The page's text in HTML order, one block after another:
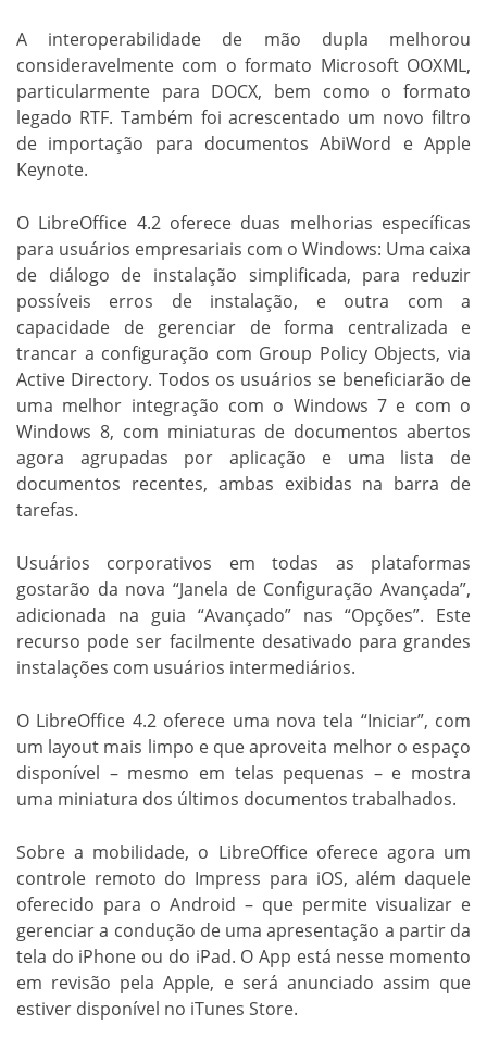
A interoperabilidade de mão dupla melhorou
consideravelmente com o formato Microsoft OOXML,
particularmente para DOCX, bem como o formato
legado RTF. Também foi acrescentado um novo filtro
de importação para documentos AbiWord e Apple
Keynote.
O LibreOffice 4.2 oferece duas melhorias específicas
para usuários empresariais com o Windows: Uma caixa
de diálogo de instalação simplificada, para reduzir
possíveis erros de instalação, e outra com a
capacidade de gerenciar de forma centralizada e
trancar a configuração com Group Policy Objects, via
Active Directory. Todos os usuários se beneficiarão de
uma melhor integração com o Windows 7 e com o
Windows 8, com miniaturas de documentos abertos
agora agrupadas por aplicação e uma lista de
documentos recentes, ambas exibidas na barra de
tarefas.
Usuários corporativos em todas as plataformas
gostarão da nova “Janela de Configuração Avançada”,
adicionada na guia “Avançado” nas “Opções”. Este
recurso pode ser facilmente desativado para grandes
instalações com usuários intermediários.
O LibreOffice 4.2 oferece uma nova tela “Iniciar”, com
um layout mais limpo e que aproveita melhor o espaço
disponível – mesmo em telas pequenas – e mostra
uma miniatura dos últimos documentos trabalhados.
Sobre a mobilidade, o LibreOffice oferece agora um
controle remoto do Impress para iOS, além daquele
oferecido para o Android – que permite visualizar e
gerenciar a condução de uma apresentação a partir da
tela do iPhone ou do iPad. O App está nesse momento
em revisão pela Apple, e será anunciado assim que
estiver disponível no iTunes Store.